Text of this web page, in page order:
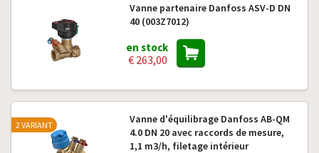
Vanne partenaire Danfoss ASV-D DN
40 (003Z7012)
en stock
€ 263,00
Vanne d'équilibrage Danfoss AB-QM
4.0 DN 20 avec raccords de mesure,
1,1 m3/h, filetage intérieur
2 VARIANT